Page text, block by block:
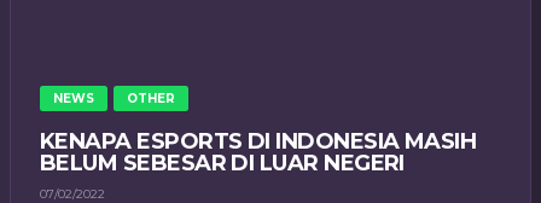
NEWS OTHER
KENAPA ESPORTS DI INDONESIA MASIH
BELUM SEBESAR DI LUAR NEGERI
07/02/2022